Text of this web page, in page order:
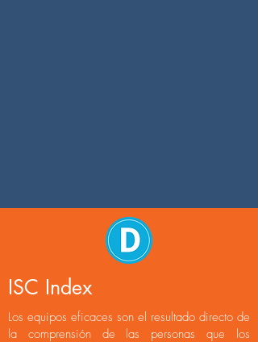
ISC Index
Los equipos eficaces son el resultado directo de
la comprensión de las personas que los